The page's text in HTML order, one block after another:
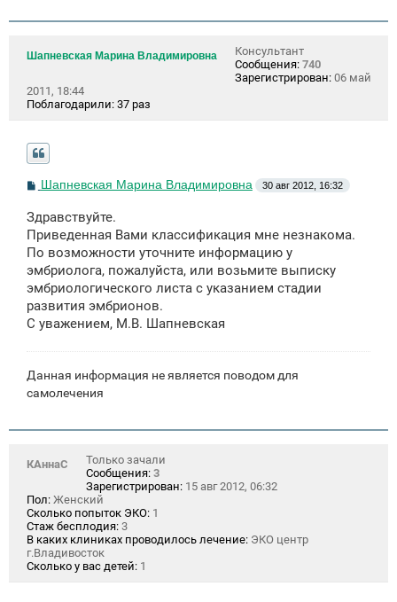
Шапневская Марина Владимировна
Консультант
Сообщения: 740
Зарегистрирован: 06 май
2011, 18:44
Поблагодарили: 37 раз
С
о
б
щ
е
н
и
Шапневская Марина Владимировна 30 авг 2012, 16:32
Здравствуйте.
Приведенная Вами классификация мне незнакома.
По возможности уточните информацию у
эмбриолога, пожалуйста, или возьмите выписку
эмбриологического листа с указанием стадии
развития эмбрионов.
С уважением, М.В. Шапневская
Данная информация не является поводом для
самолечения
КАннаС
Только зачали
Сообщения: 3
Зарегистрирован: 15 авг 2012, 06:32
Пол: Женский
Сколько попыток ЭКО: 1
Стаж бесплодия: 3
В каких клиниках проводилось лечение: ЭКО центр
г.Владивосток
Сколько у вас детей: 1